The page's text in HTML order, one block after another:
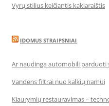
Vyrų stilius keičiantis kaklaraištis
IDOMUS STRAIPSNIAI
Ar naudinga automobilį parduoti
Vandens filtrai nuo kalkių namui
Kiaurymių restauravimas –